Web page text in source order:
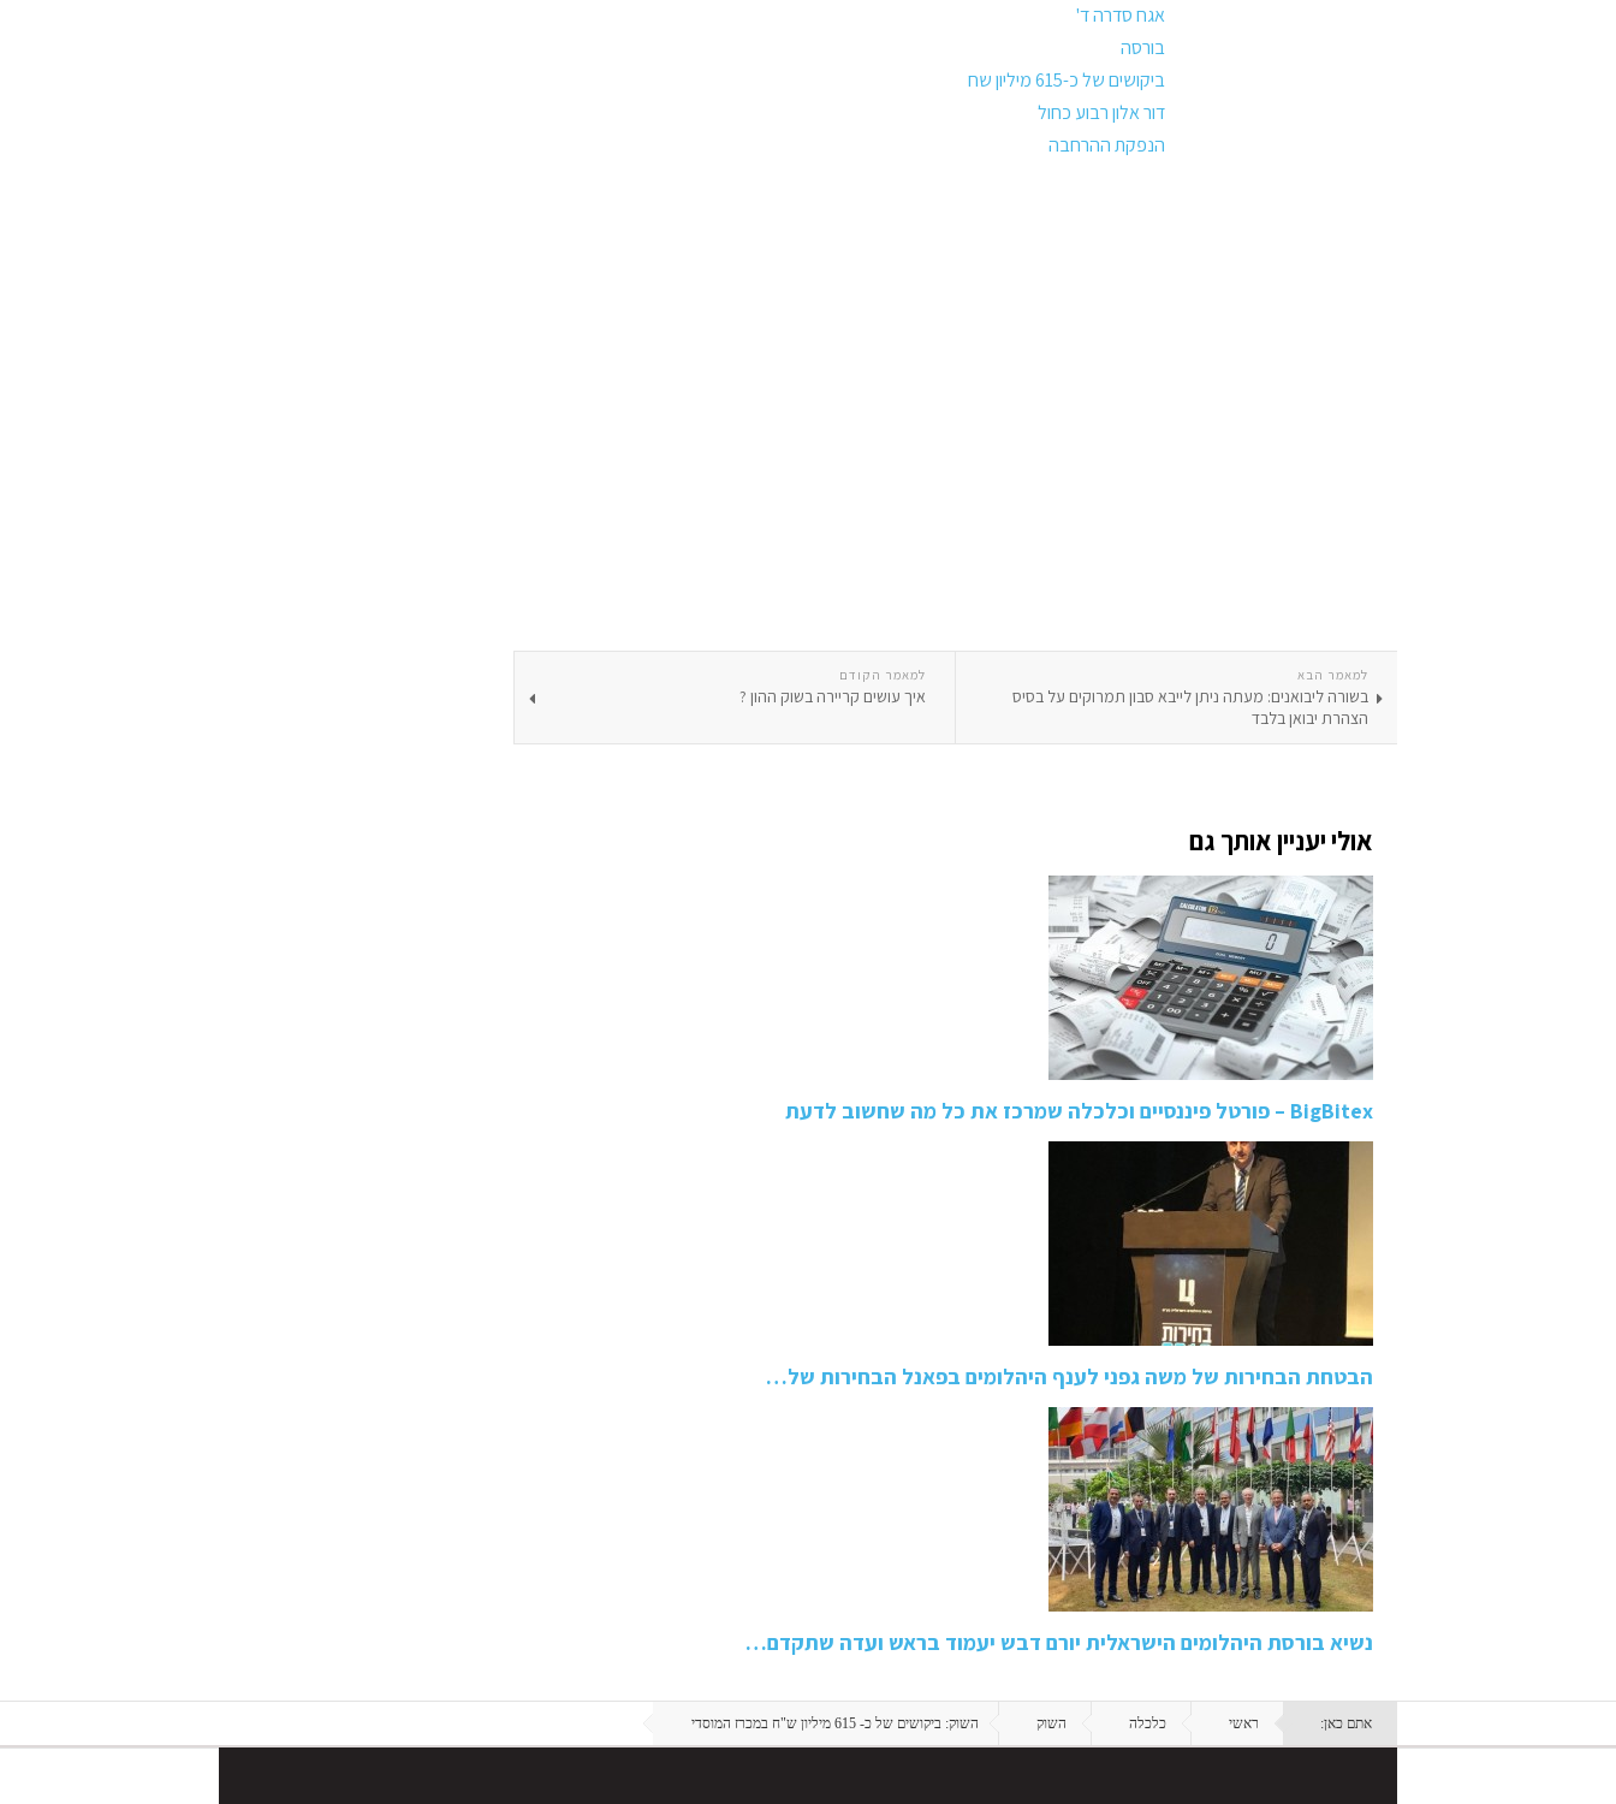
אגח סדרה ד'
בורסה
ביקושים של כ-615 מיליון שח
דור אלון רבוע כחול
הנפקת ההרחבה
למאמר הקודם
איך עושים קריירה בשוק ההון ?
למאמר הבא
בשורה ליבואנים: מעתה ניתן לייבא סבון תמרוקים על בסיס
הצהרת יבואן בלבד
אולי יעניין אותך גם
BigBitex – פורטל פיננסיים וכלכלה שמרכז את כל מה שחשוב לדעת
הבטחת הבחירות של משה גפני לענף היהלומים בפאנל הבחירות של…
נשיא בורסת היהלומים הישראלית יורם דבש יעמוד בראש ועדה שתקדם…
אתם כאן: ראשי כלכלה השוק השוק: ביקושים של כ- 615 מיליון ש"ח במכרז המוסדי